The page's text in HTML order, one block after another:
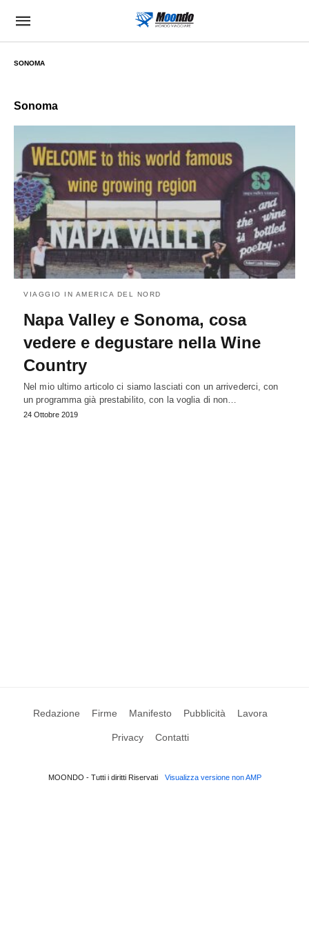
SONOMA
Sonoma
VIAGGIO IN AMERICA DEL NORD
Napa Valley e Sonoma, cosa
vedere e degustare nella Wine
Country
Nel mio ultimo articolo ci siamo lasciati con un arrivederci, con
un programma già prestabilito, con la voglia di non…
24 Ottobre 2019
Redazione Firme Manifesto Pubblicità Lavora
Privacy Contatti
MOONDO - Tutti i diritti Riservati Visualizza versione non AMP